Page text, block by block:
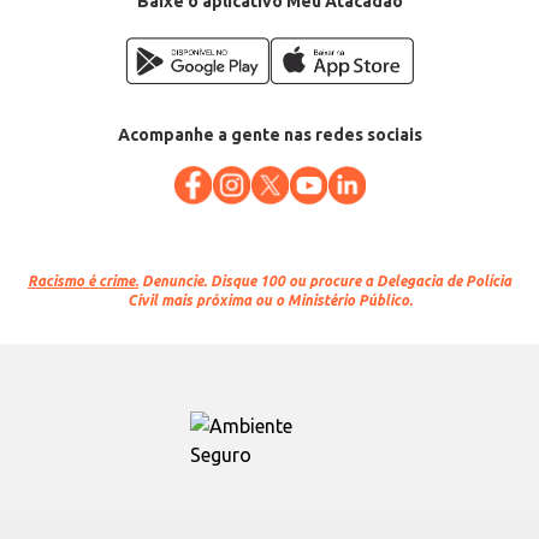
Acompanhe a gente nas redes sociais
Racismo é crime. Denuncie. Disque 100 ou procure a Delegacia de Polícia
Civil mais próxima ou o Ministério Público.